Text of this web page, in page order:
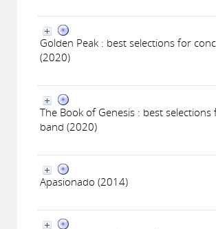
Golden Peak : best selections for
(2020)
The Book of Genesis : best
band (2020)
Apasionado (2014)